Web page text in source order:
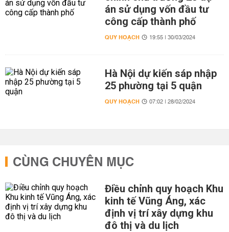
án sử dụng vốn đầu tư
công cấp thành phố
QUY HOẠCH 19:55 | 30/03/2024
Hà Nội dự kiến sáp nhập
25 phường tại 5 quận
QUY HOẠCH 07:02 | 28/02/2024
CÙNG CHUYÊN MỤC
Điều chỉnh quy hoạch Khu
kinh tế Vũng Áng, xác
định vị trí xây dựng khu
đô thị và du lịch